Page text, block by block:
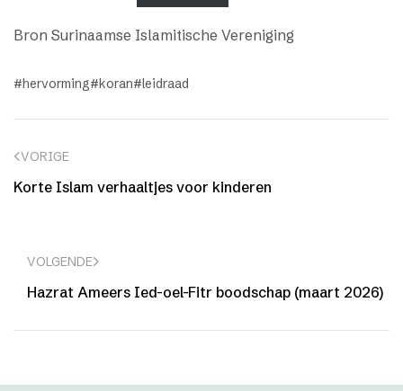
Bron Surinaamse Islamitische Vereniging
hervorming koran leidraad
VORIGE
Korte Islam verhaaltjes voor kinderen
VOLGENDE
Hazrat Ameers Ied-oel-Fitr boodschap (maart 2026)